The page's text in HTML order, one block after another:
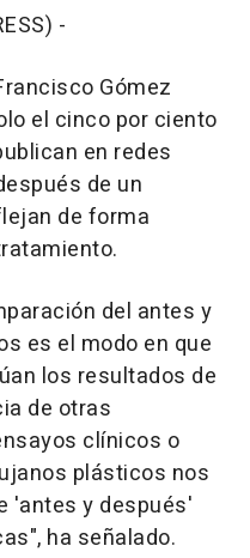
-
Gómez
el cinco por ciento
en redes
de un
de forma
del antes y
es el modo en que
los resultados de
de otras
clínicos o
plásticos nos
'antes y después'
ha señalado.